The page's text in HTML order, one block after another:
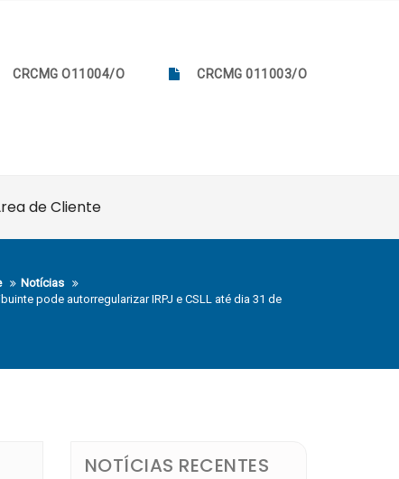
CRCMG O11004/O CRCMG 011003/O
de Cliente
Notícias
pode autorregularizar IRPJ e CSLL até dia 31 de
NOTÍCIAS RECENTES